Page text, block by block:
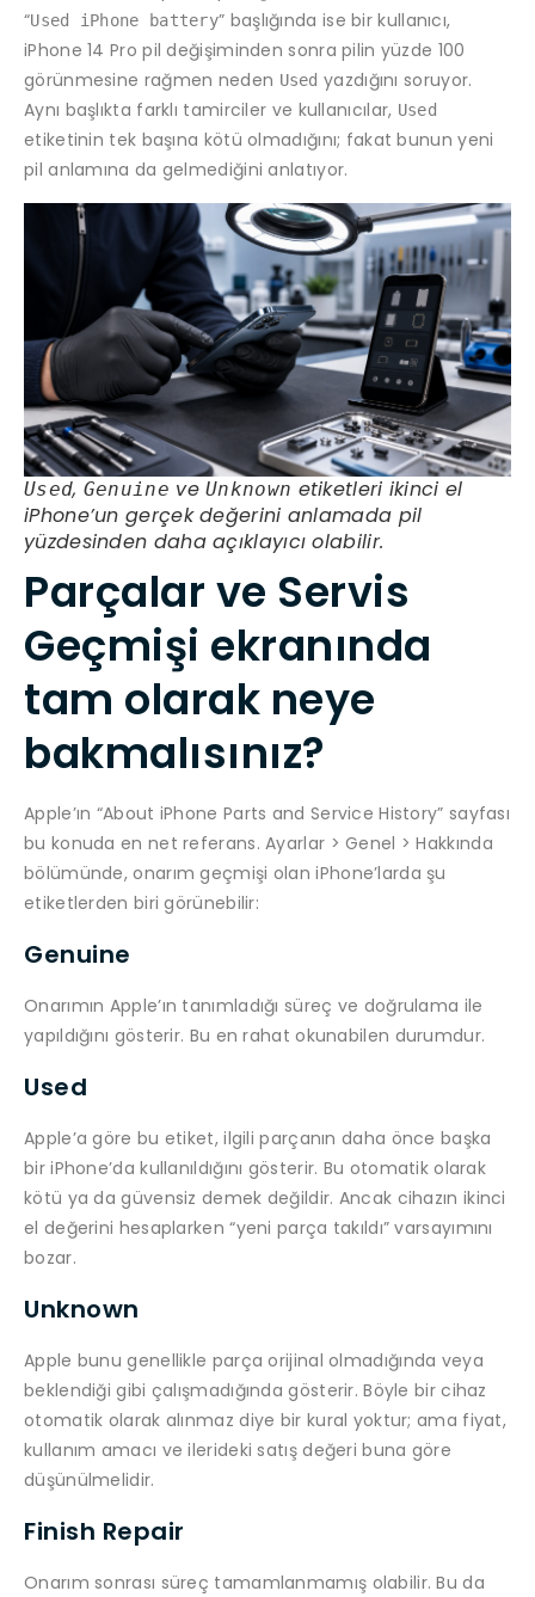
“Used iPhone battery” başlığında ise bir kullanıcı,
iPhone 14 Pro pil değişiminden sonra pilin yüzde 100
görünmesine rağmen neden Used yazdığını soruyor.
Aynı başlıkta farklı tamirciler ve kullanıcılar, Used
etiketinin tek başına kötü olmadığını; fakat bunun yeni
pil anlamına da gelmediğini anlatıyor.
Used, Genuine veUnknown etiketleri ikinci el
iPhone’un gerçek değerini anlamada pil
yüzdesinden daha açıklayıcı olabilir.
Parçalar ve Servis
Geçmişi ekranında
tam olarak neye
bakmalısınız?
Apple’ın “About iPhone Parts and Service History” sayfası
bu konuda en net referans. Ayarlar > Genel > Hakkında
bölümünde, onarım geçmişi olan iPhone’larda şu
etiketlerden biri görünebilir:
Genuine
Onarımın Apple’ın tanımladığı süreç ve doğrulama ile
yapıldığını gösterir. Bu en rahat okunabilen durumdur.
Used
Apple’a göre bu etiket, ilgili parçanın daha önce başka
bir iPhone’da kullanıldığını gösterir. Bu otomatik olarak
kötü ya da güvensiz demek değildir. Ancak cihazın ikinci
el değerini hesaplarken “yeni parça takıldı” varsayımını
bozar.
Unknown
Apple bunu genellikle parça orijinal olmadığında veya
beklendiği gibi çalışmadığında gösterir. Böyle bir cihaz
otomatik olarak alınmaz diye bir kural yoktur; ama fiyat,
kullanım amacı ve ilerideki satış değeri buna göre
düşünülmelidir.
Finish Repair
Onarım sonrası süreç tamamlanmamış olabilir. Bu da